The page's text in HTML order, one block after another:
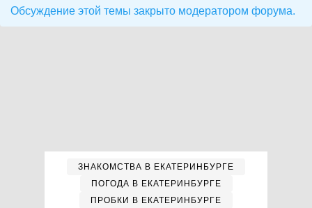
Обсуждение этой темы закрыто модератором форума.
ЗНАКОМСТВА В ЕКАТЕРИНБУРГЕ
ПОГОДА В ЕКАТЕРИНБУРГЕ
ПРОБКИ В ЕКАТЕРИНБУРГЕ